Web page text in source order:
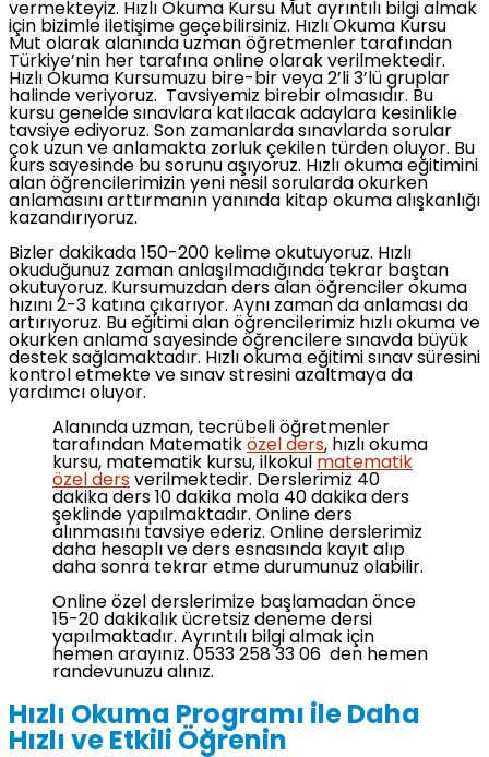
vermekteyiz. Hızlı Okuma Kursu Mut ayrıntılı bilgi almak
için bizimle iletişime geçebilirsiniz. Hızlı Okuma Kursu
Mut olarak alanında uzman öğretmenler tarafından
Türkiye’nin her tarafına online olarak verilmektedir.
Hızlı Okuma Kursumuzu bire-bir veya 2’li 3’lü gruplar
halinde veriyoruz. Tavsiyemiz birebir olmasıdır. Bu
kursu genelde sınavlara katılacak adaylara kesinlikle
tavsiye ediyoruz. Son zamanlarda sınavlarda sorular
çok uzun ve anlamakta zorluk çekilen türden oluyor. Bu
kurs sayesinde bu sorunu aşıyoruz. Hızlı okuma eğitimini
alan öğrencilerimizin yeni nesil sorularda okurken
anlamasını arttırmanın yanında kitap okuma alışkanlığı
kazandırıyoruz.
Bizler dakikada 150-200 kelime okutuyoruz. Hızlı
okuduğunuz zaman anlaşılmadığında tekrar baştan
okutuyoruz. Kursumuzdan ders alan öğrenciler okuma
hızını 2-3 katına çıkarıyor. Aynı zaman da anlaması da
artırıyoruz. Bu eğitimi alan öğrencilerimiz hızlı okuma ve
okurken anlama sayesinde öğrencilere sınavda büyük
destek sağlamaktadır. Hızlı okuma eğitimi sınav süresini
kontrol etmekte ve sınav stresini azaltmaya da
yardımcı oluyor.
Alanında uzman, tecrübeli öğretmenler
tarafından Matematik özel ders, hızlı okuma
kursu, matematik kursu, ilkokul matematik
özel ders verilmektedir. Derslerimiz 40
dakika ders 10 dakika mola 40 dakika ders
şeklinde yapılmaktadır. Online ders
alınmasını tavsiye ederiz. Online derslerimiz
daha hesaplı ve ders esnasında kayıt alıp
daha sonra tekrar etme durumunuz olabilir.
Online özel derslerimize başlamadan önce
15-20 dakikalık ücretsiz deneme dersi
yapılmaktadır. Ayrıntılı bilgi almak için
hemen arayınız. 0533 258 33 06 den hemen
randevunuzu alınız.
Hızlı Okuma Programı ile Daha
Hızlı ve Etkili Öğrenin